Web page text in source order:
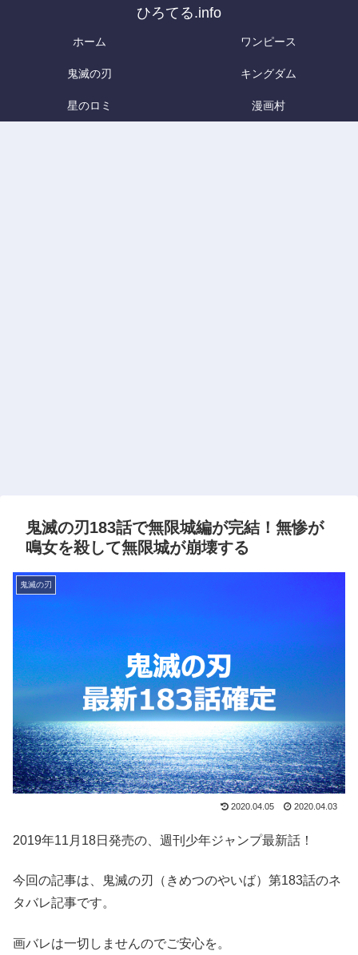
ひろてる.info
ホーム ワンピース
鬼滅の刃 キングダム
星のロミ 漫画村
鬼滅の刃183話で無限城編が完結！無惨が
鳴女を殺して無限城が崩壊する
鬼滅の刃
2020.04.05 2020.04.03
2019年11月18日発売の、週刊少年ジャンプ最新話！
今回の記事は、鬼滅の刃（きめつのやいば）第183話のネ
タバレ記事です。
画バレは一切しませんのでご安心を。